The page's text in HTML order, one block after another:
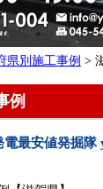
県別施工事例 >
例
最安値発掘隊